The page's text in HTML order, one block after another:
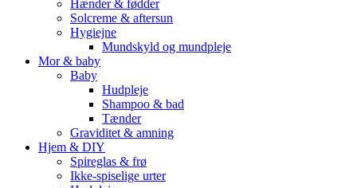
Hænder & fødder
Solcreme & aftersun
Hygiejne
Mundskyld og mundpleje
Mor & baby
Baby
Hudpleje
Shampoo & bad
Tænder
Graviditet & amning
Hjem & DIY
Spireglas & frø
Ikke-spiselige urter